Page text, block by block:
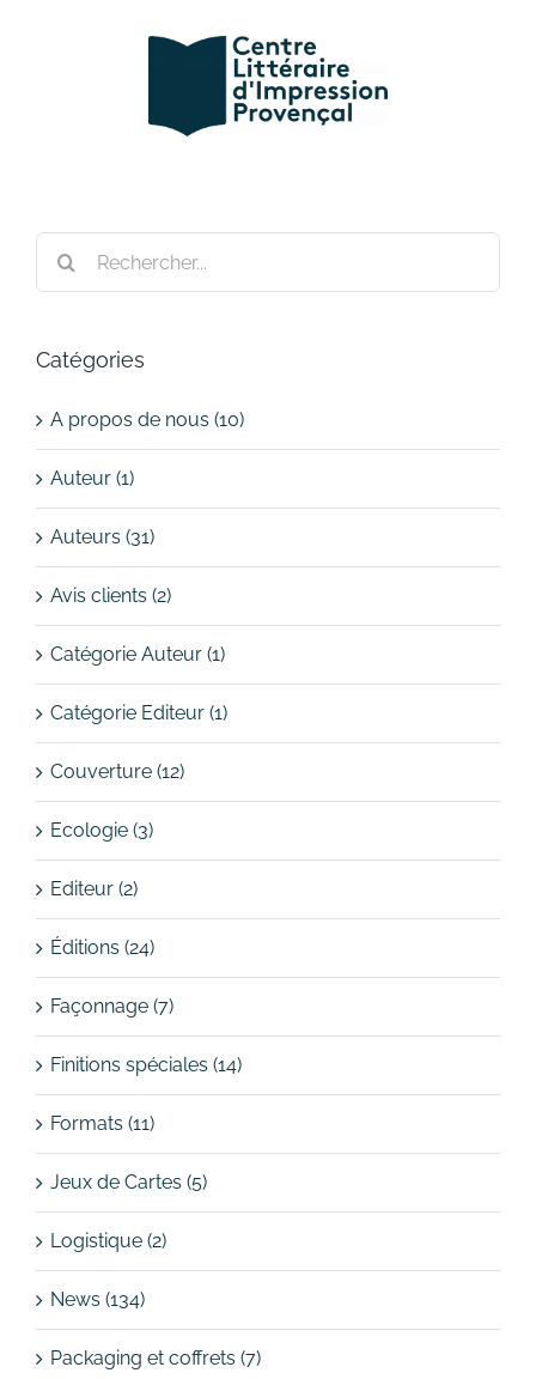
Catégories
A propos de nous (10)
Auteur (1)
Auteurs (31)
Avis clients (2)
Catégorie Auteur (1)
Catégorie Editeur (1)
Couverture (12)
Ecologie (3)
Editeur (2)
Éditions (24)
Façonnage (7)
Finitions spéciales (14)
Formats (11)
Jeux de Cartes (5)
Logistique (2)
News (134)
Packaging et coffrets (7)